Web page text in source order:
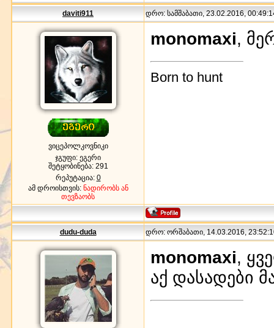
daviti911 დრო: სამშაბათი, 23.02.2016,
ვიცეპოლკოვნიკი
ჯგუფი: ეგერი
შეტყობინება: 291
რეპუტაცია: 0
ამ დროისთვის: ნადირობს ან
თევზაობს
monomaxi,
Born to hunt
dudu-duda დრო: ორშაბათი, 14.03.2016,
monomaxi,
აქ დასადები